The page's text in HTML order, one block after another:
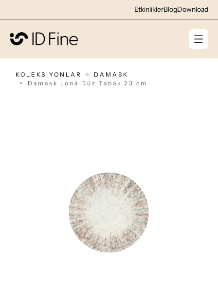
EtkinliklerBlogDownload
KOLEKSİYONLAR
DAMASK
Damask Lona Düz Tabak 23 cm